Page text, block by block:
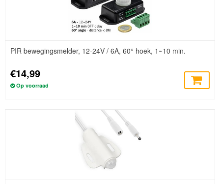
PIR bewegingsmelder, 12-24V / 6A, 60° hoek, 1~10 min.
€14,99
Op voorraad